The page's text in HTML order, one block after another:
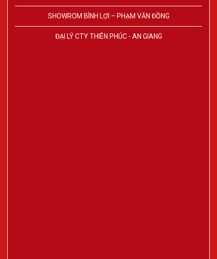
SHOWROM BÌNH LỢI – PHẠM VĂN ĐỒNG
ĐẠI LÝ CTY THIÊN PHÚC - AN GIANG